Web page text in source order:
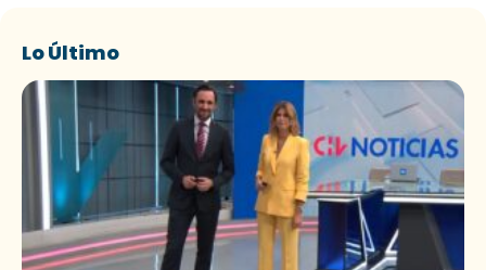
Lo Último